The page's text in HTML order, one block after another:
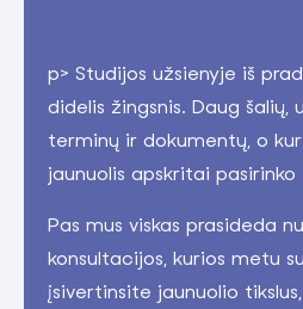
p> Studijos užsienyje iš
didelis žingsnis. Daug šalių,
terminų ir dokumentų, o
jaunuolis apskritai
Pas mus viskas prasideda
konsultacijos, kurios metu
įsivertinsite jaunuolio